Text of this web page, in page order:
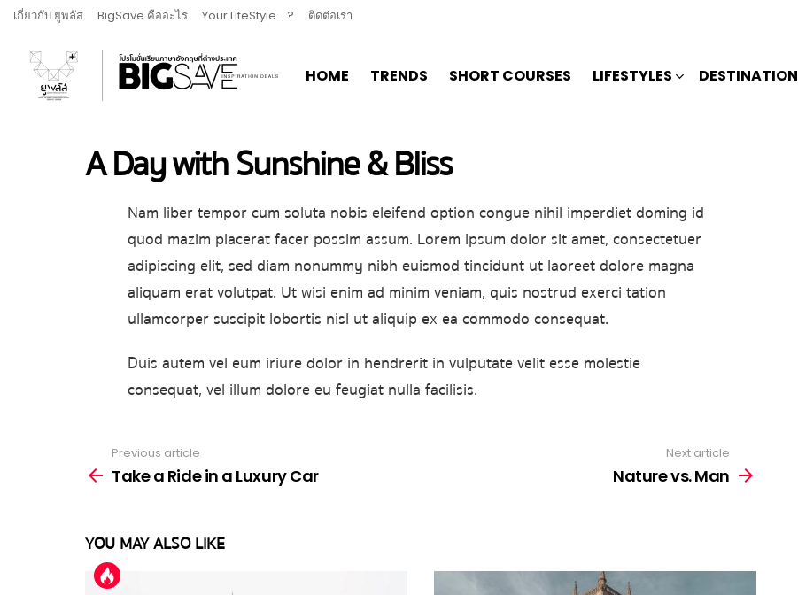
เกี่ยวกับ ยูพลัส BigSave คืออะไร Your LifeStyle….? ติดต่อเรา
HOME TRENDS SHORT COURSES LIFESTYLES DESTINATION
A Day with Sunshine & Bliss
Nam liber tempor cum soluta nobis eleifend option congue nihil imperdiet doming id
quod mazim placerat facer possim assum. Lorem ipsum dolor sit amet, consectetuer
adipiscing elit, sed diam nonummy nibh euismod tincidunt ut laoreet dolore magna
aliquam erat volutpat. Ut wisi enim ad minim veniam, quis nostrud exerci tation
ullamcorper suscipit lobortis nisl ut aliquip ex ea commodo consequat.
Duis autem vel eum iriure dolor in hendrerit in vulputate velit esse molestie
consequat, vel illum dolore eu feugiat nulla facilisis.
more
Previous article
Take a Ride in a Luxury Car
Next article
Nature vs. Man
YOU MAY ALSO LIKE